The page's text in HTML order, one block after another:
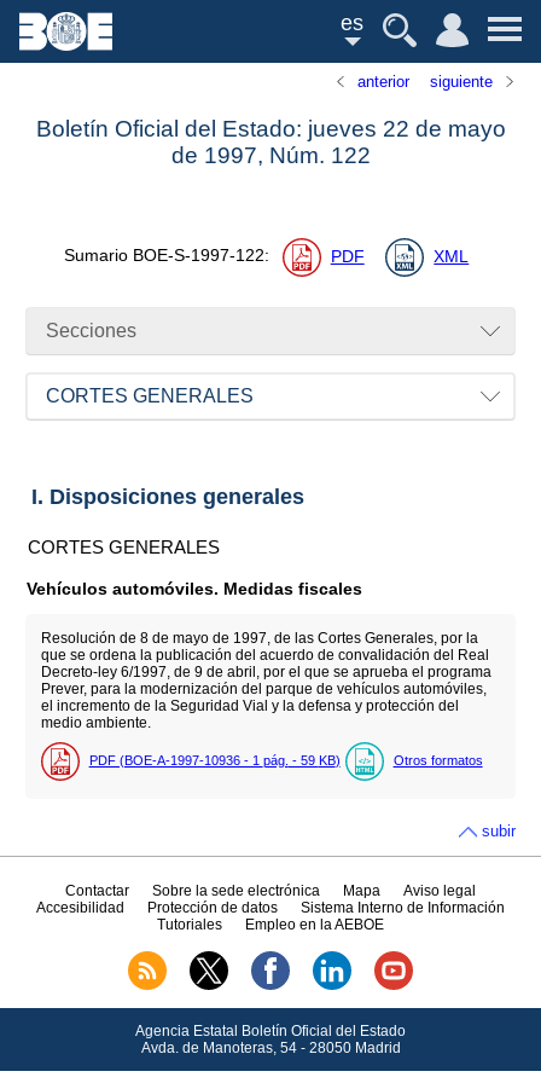
es
anterior siguiente
Boletín Oficial del Estado: jueves 22 de mayo
de 1997, Núm. 122
Sumario BOE-S-1997-122: PDF XML
Secciones
CORTES GENERALES
I. Disposiciones generales
CORTES GENERALES
Vehículos automóviles. Medidas fiscales
Resolución de 8 de mayo de 1997, de las Cortes Generales, por la
que se ordena la publicación del acuerdo de convalidación del Real
Decreto-ley 6/1997, de 9 de abril, por el que se aprueba el programa
Prever, para la modernización del parque de vehículos automóviles,
el incremento de la Seguridad Vial y la defensa y protección del
medio ambiente.
PDF (BOE-A-1997-10936 - 1 pág. - 59 KB) Otros formatos
subir
Contactar Sobre la sede electrónica Mapa
Aviso legal
Accesibilidad
Protección de datos
Sistema Interno de Información
Tutoriales
Empleo en la AEBOE
Agencia Estatal Boletín Oficial del Estado
Avda. de Manoteras, 54 - 28050 Madrid